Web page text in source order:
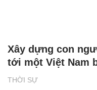
THỜI SỰ
Xây dựng con
tới một Việt Nam